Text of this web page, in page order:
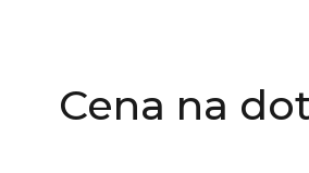
Cena na